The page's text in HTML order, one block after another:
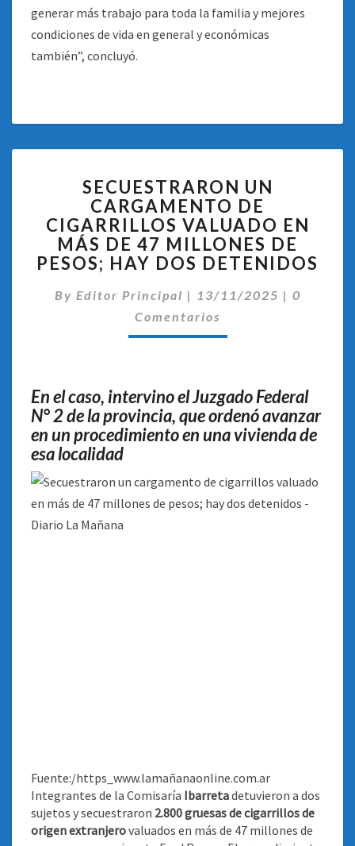
generar más trabajo para toda la familia y mejores
condiciones de vida en general y económicas
también”, concluyó.
UN
CARGAMENTO
DE
CIGARRILLOS
VALUADO
EN
MÁS
DE
HAY
DOS
DETENIDOS
SECUESTRARON UN
CARGAMENTO DE
CIGARRILLOS VALUADO EN
MÁS DE 47 MILLONES DE
PESOS; HAY DOS DETENIDOS
By Editor Principal | 13/11/2025 | 0
Comentarios
En el caso, intervino el Juzgado Federal
N° 2 de la provincia, que ordenó avanzar
en un procedimiento en una vivienda de
esa localidad
Fuente:/https_www.lamañanaonline.com.ar
Integrantes de la Comisaría Ibarretadetuvieron a dos
sujetos y secuestraron 2.800 gruesas de cigarrillos de
origen extranjerovaluados en más de 47 millones de